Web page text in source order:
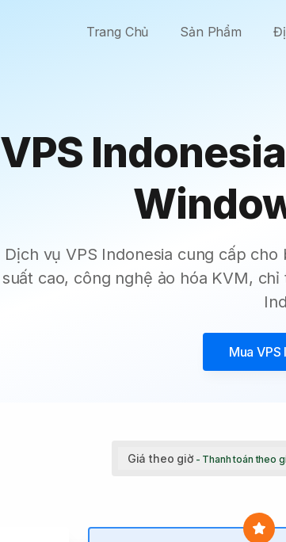
Trang Chủ Sản Phẩm
VPS
Dịch vụ VPS Indonesia cung cấp
suất cao, công nghệ ảo hóa KVM,
MuaVPS
Giá theo giờ - Thanh toán theo